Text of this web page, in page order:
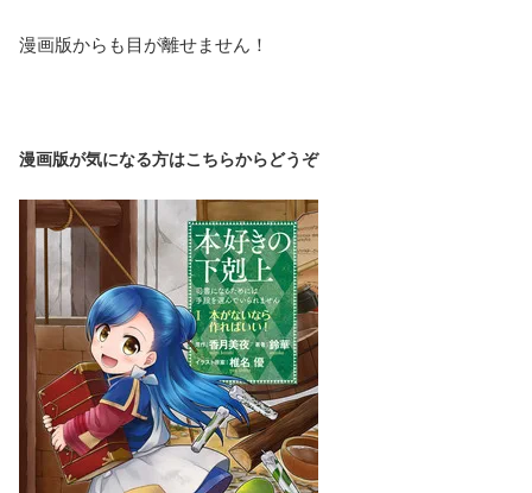
漫画版からも目が離せません！
漫画版が気になる方はこちらからどうぞ